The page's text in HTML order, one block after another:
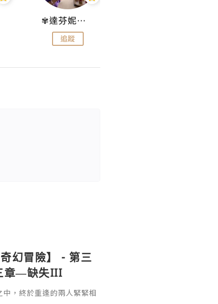
✾達芬妮•愛孩子•愛生活✾
追蹤
幻冒險】 - 第三
章—缺失III
，終於重逢的兩人緊緊相